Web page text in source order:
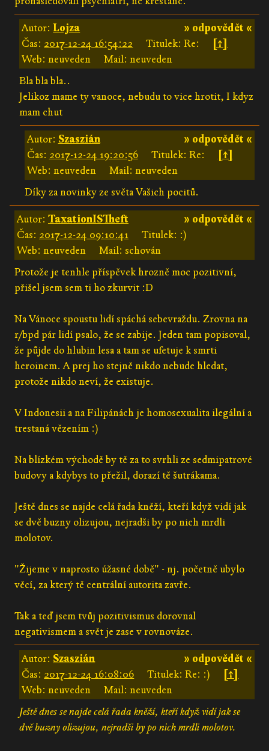
» odpovědět «
Autor:Lojza
Čas: 2017-12-24 16:54:22 Titulek: Re:
[↑]
Web: neuveden
Mail: neuveden
Bla bla bla..
Jelikoz mame ty vanoce, nebudu to vice hrotit, I kdyz
mam chut
» odpovědět «
Autor: Szaszián
Čas: 2017-12-24 19:20:56 Titulek: Re:
[↑]
Web: neuveden
Mail: neuveden
Díky za novinky ze světa Vašich pocitů.
» odpovědět «
Autor: TaxationISTheft
Čas: 2017-12-24 09:10:41
Titulek: :)
Web: neuveden
Mail: schován
Protože je tenhle příspěvek hrozně moc pozitivní,
přišel jsem sem ti ho zkurvit :D
Na Vánoce spoustu lidí spáchá sebevraždu. Zrovna na
r/bpd pár lidí psalo, že se zabije. Jeden tam popisoval,
že půjde do hlubin lesa a tam se ufetuje k smrti
heroinem. A prej ho stejně nikdo nebude hledat,
protože nikdo neví, že existuje.
V Indonesii a na Filipánách je homosexualita ilegální a
trestaná vězením :)
Na blízkém východě by tě za to svrhli ze sedmipatrové
budovy a kdybys to přežil, dorazí tě šutrákama.
Ještě dnes se najde celá řada kněží, kteří když vidí jak
se dvě buzny olizujou, nejradši by po nich mrdli
molotov.
"Žijeme v naprosto úžasné době" - nj. početně ubylo
věcí, za který tě centrální autorita zavře.
Tak a teď jsem tvůj pozitivismus dorovnal
negativismem a svět je zase v rovnováze.
» odpovědět «
Autor: Szaszián
Čas: 2017-12-24 16:08:06 Titulek: Re: :)
[↑]
Web: neuveden
Mail: neuveden
Ještě dnes se najde celá řada kněží, kteří když vidí jak se
dvě buzny olizujou, nejradši by po nich mrdli molotov.